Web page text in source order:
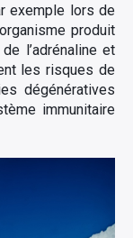
exemple lors de
produit
l’adrénaline et
les risques de
dégénératives
immunitaire